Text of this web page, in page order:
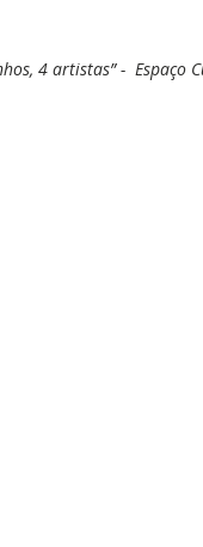
4 artistas” -